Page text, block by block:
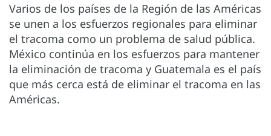
Varios de los países de la Región de las Américas
se unen a los esfuerzos regionales para eliminar
el tracoma como un problema de salud pública.
México continúa en los esfuerzos para mantener
la eliminación de tracoma y Guatemala es el país
que más cerca está de eliminar el tracoma en las
Américas.